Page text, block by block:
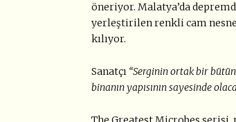
öneriyor. Malatya’da
yerleştirilen renkli cam
kılıyor.
Sanatçı “Serginin ortak bir
binanın yapısının sayesinde